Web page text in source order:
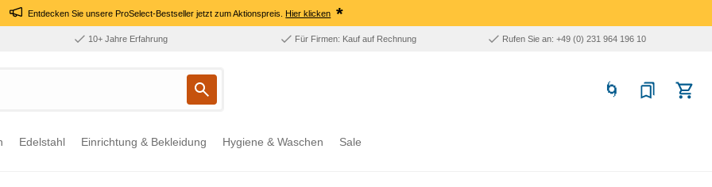
Entdecken Sie unsere ProSelect-Bestseller jetzt zum Aktionspreis.Hier klicken *
10+ Jahre Erfahrung Für Firmen: Kauf auf Rechnung Rufen Sie an: +49 (0) 231 964 196 10
Edelstahl Einrichtung & Bekleidung Hygiene & Waschen Sale